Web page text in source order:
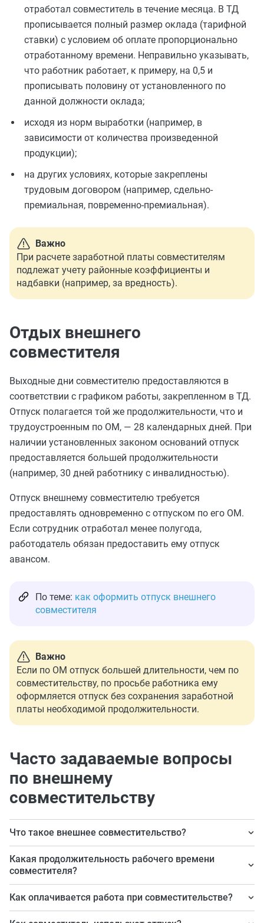
отработал совместитель в течение месяца. В ТД
прописывается полный размер оклада (тарифной
ставки) с условием об оплате пропорционально
отработанному времени. Неправильно указывать,
что работник работает, к примеру, на 0,5 и
прописывать половину от установленного по
данной должности оклада;
исходя из норм выработки (например, в
зависимости от количества произведенной
продукции);
на других условиях, которые закреплены
трудовым договором (например, сдельно-
премиальная, повременно-премиальная).
Важно
При расчете заработной платы совместителям
подлежат учету районные коэффициенты и
надбавки (например, за вредность).
Отдых внешнего
совместителя
Выходные дни совместителю предоставляются в
соответствии с графиком работы, закрепленном в ТД.
Отпуск полагается той же продолжительности, что и
трудоустроенным по ОМ, — 28 календарных дней. При
наличии установленных законом оснований отпуск
предоставляется большей продолжительности
(например, 30 дней работнику с инвалидностью).
Отпуск внешнему совместителю требуется
предоставлять одновременно с отпуском по его ОМ.
Если сотрудник отработал менее полугода,
работодатель обязан предоставить ему отпуск
авансом.
По теме: как оформить отпуск внешнего
совместителя
Важно
Если по ОМ отпуск большей длительности, чем по
совместительству, по просьбе работника ему
оформляется отпуск без сохранения заработной
платы необходимой продолжительности.
Часто задаваемые вопросы
по внешнему
совместительству
Что такое внешнее совместительство?
Это выполнение работником, который имеет основное
место работы, в свободное от занятости по ОМ
должностных обязанностей по трудовому договору у
другого работодателя.
Какая продолжительность рабочего времени
совместителя?
Рабочий день (смена) — не больше четырех часов, а за
Как оплачивается работа при совместительстве?
В соответствии с условиями, закрепленными в